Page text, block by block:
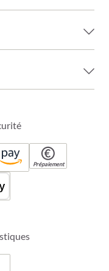
Prépaiement